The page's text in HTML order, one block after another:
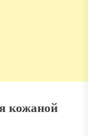
кожаной